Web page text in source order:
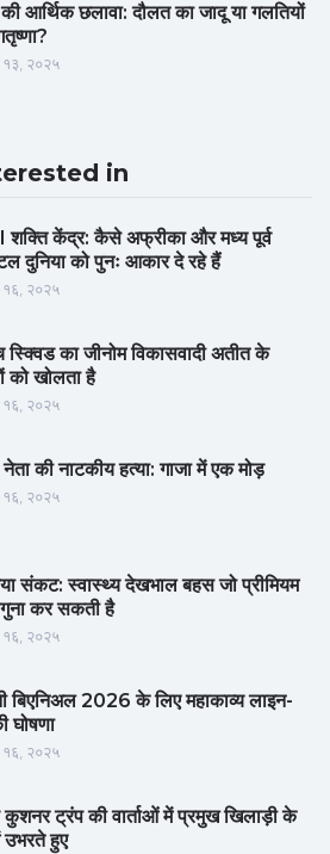
आर्थिक छलावा: दौलत का जादू या गलतियों
१३, २०२५
in
शक्ति केंद्र: कैसे अफ्रीका और मध्य पूर्व
दुनिया को पुनः आकार दे रहे हैं
१६, २०२५
स्क्विड का जीनोम विकासवादी अतीत के
को खोलता है
१६, २०२५
की नाटकीय हत्या: गाजा में एक मोड़
१६, २०२५
संकट: स्वास्थ्य देखभाल बहस जो प्रीमियम
कर सकती है
१६, २०२५
बिएनिअल 2026 के लिए महाकाव्य लाइन-
घोषणा
१६, २०२५
कुशनर ट्रंप की वार्ताओं में प्रमुख खिलाड़ी के
हुए